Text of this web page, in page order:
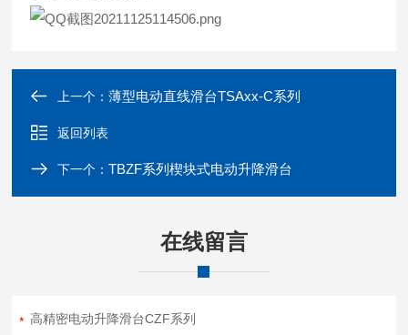
上一个：薄型电动直线滑台TSAxx-C系列
返回列表
下一个：TBZF系列楔块式电动升降滑台
在线留言